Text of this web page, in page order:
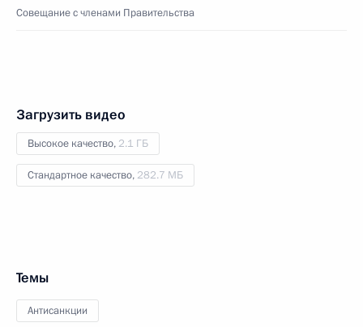
Совещание с членами Правительства
Загрузить видео
Высокое качество, 2.1 ГБ
Стандартное качество, 282.7 МБ
Темы
Антисанкции